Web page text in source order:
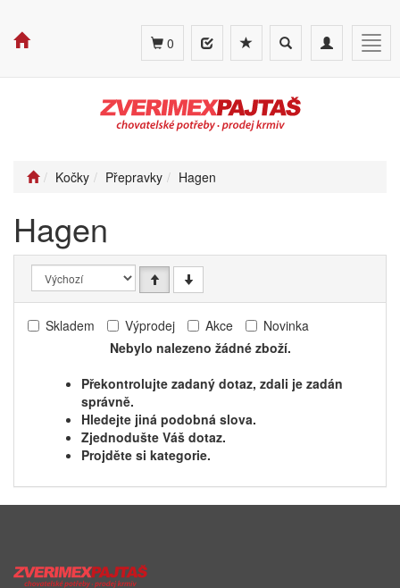
Toggle
navigation
Toggle
search
0
Kočky Přepravky Hagen
Hagen
Skladem Výprodej Akce
Novinka
Nebylo nalezeno žádné zboží.
Překontrolujte zadaný dotaz, zdali je zadán
správně.
Hledejte jiná podobná slova.
Zjednodušte Váš dotaz.
Projděte si kategorie.